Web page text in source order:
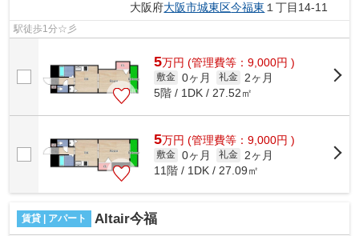
大阪府大阪市城東区今福東 １丁目14-11
駅徒歩1分☆彡
5万円 (管理費等：9,000円 )
敷金 0ヶ月 礼金
2ヶ月
5階 / 1DK / 27.52㎡
5万円 (管理費等：9,000円 )
敷金 0ヶ月 礼金
2ヶ月
11階 / 1DK / 27.09㎡
賃貸 | アパート Altair今福